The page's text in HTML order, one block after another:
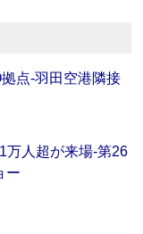
点‐羽田空港隣接
万人超が来場‐第26
ー